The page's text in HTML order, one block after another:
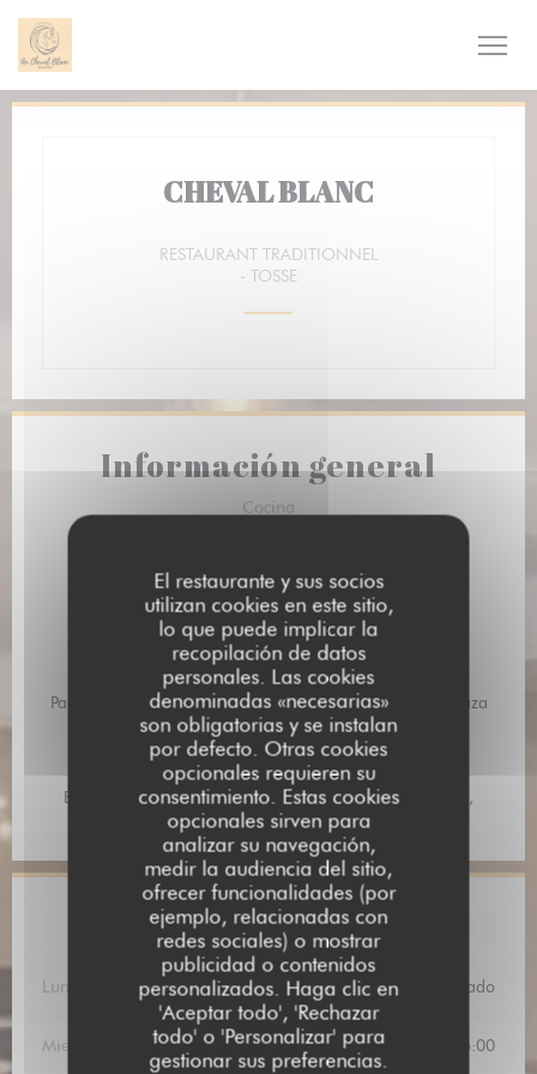
El restaurante y sus socios
utilizan cookies en este sitio,
lo que puede implicar la
recopilación de datos
personales. Las cookies
denominadas «necesarias»
son obligatorias y se instalan
por defecto. Otras cookies
opcionales requieren su
consentimiento. Estas cookies
opcionales sirven para
analizar su navegación,
medir la audiencia del sitio,
ofrecer funcionalidades (por
ejemplo, relacionadas con
redes sociales) o mostrar
publicidad o contenidos
personalizados. Haga clic en
'Aceptar todo', 'Rechazar
todo' o 'Personalizar' para
gestionar sus preferencias.
CHEVAL BLANC
RESTAURANT TRADITIONNEL
- TOSSE
Información general
Cocina
Tipo de negocio
Restaurant traditionnel
Servicios
Para Llevar, Climatización, Acceso a Discapacitados, Terraza
Métodos de pago
Pago móvil, Contactless Payment, Ticket Restaurant,
Eurocard/Mastercard, Tickets restaurante, Efectivo, Visa,
Vouchers de Viaje, Cheques, Tarjeta de Crédito
Horario de apertura
Lun Cerrado
Mie 10:00 - 15:00